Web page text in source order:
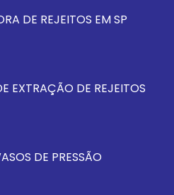
DE REJEITOS EM SP
EXTRAÇÃO DE REJEITOS
DE PRESSÃO